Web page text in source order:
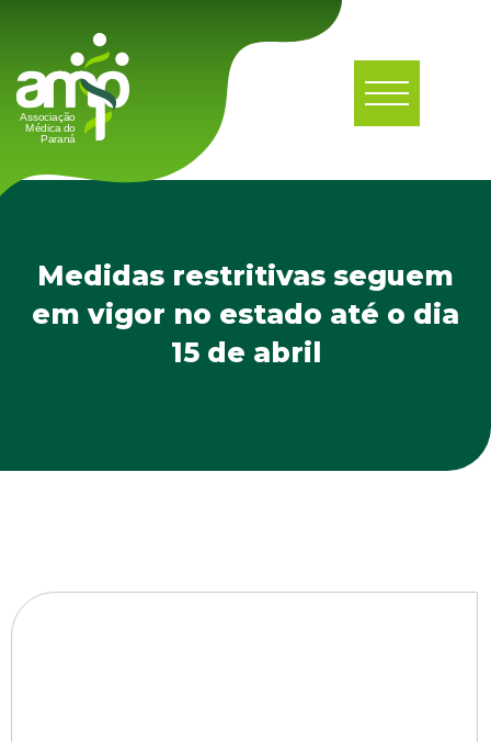
Medidas restritivas seguem
em vigor no estado até o dia
15 de abril